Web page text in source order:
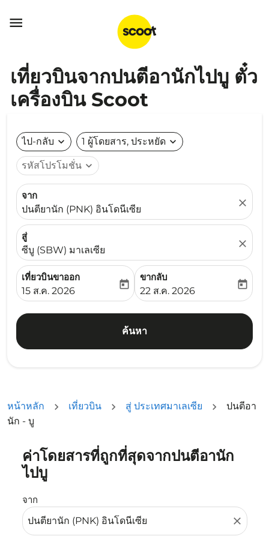

เที่ยวบินจากปนตีอานักไปบู ตั๋ว
เครื่องบิน Scoot
ไป-กลับ expand_more 1 ผู้โดยสาร, ประหยัด expand_more
รหัสโปรโมชั่น expand_more
จาก
ปนตียานัก (PNK) อินโดนีเซีย
close
สู่
ซีบู (SBW) มาเลเซีย
close
เที่ยวบินขาออก
fc-booking-departure-date-aria-label
15 ส.ค. 2026
today
ขากลับ
fc-booking-return-date-
22 ส.ค. 2026
today
ค้นหา
หน้าหลัก เที่ยวบิน สู่ ประเทศมาเลเซีย
ปนตีอา
นัก - บู
ค่าโดยสารที่ถูกที่สุดจากปนตีอานัก
ไปบู
จาก
close
ลองอัปเดตเส้นทางของคุณ (ต้นทางและ/หรือปลายทาง) หรื